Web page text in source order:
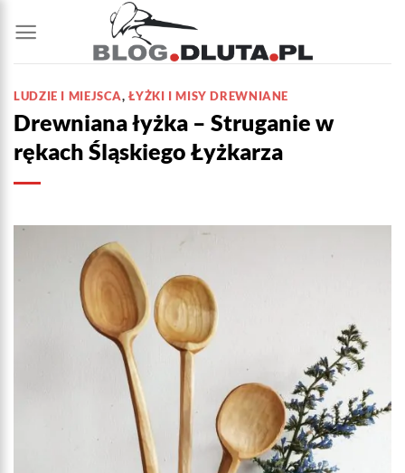
do
zawartości
LUDZIE I MIEJSCA,ŁYŻKI I MISY DREWNIANE
Drewniana łyżka – Struganie w
rękach Śląskiego Łyżkarza